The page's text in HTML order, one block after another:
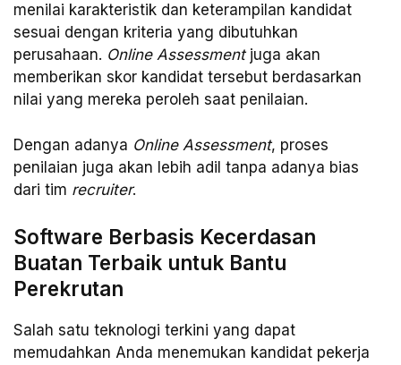
menilai karakteristik dan keterampilan kandidat
sesuai dengan kriteria yang dibutuhkan
perusahaan. Online Assessmentjuga akan
memberikan skor kandidat tersebut berdasarkan
nilai yang mereka peroleh saat penilaian.
Dengan adanya Online Assessment, proses
penilaian juga akan lebih adil tanpa adanya bias
dari tim recruiter.
Software Berbasis Kecerdasan
Buatan Terbaik untuk Bantu
Perekrutan
Salah satu teknologi terkini yang dapat
memudahkan Anda menemukan kandidat pekerja